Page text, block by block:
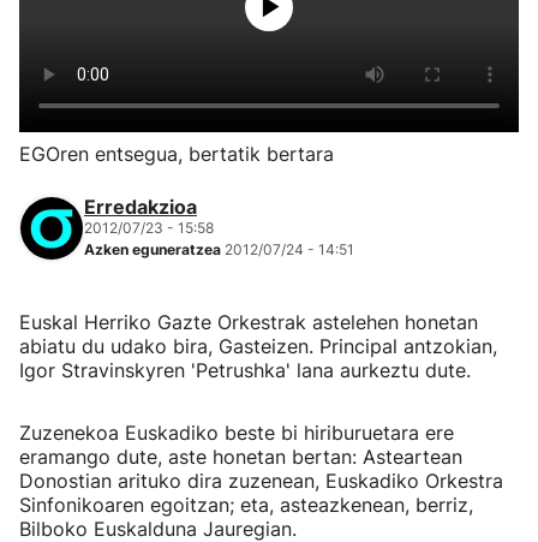
EGOren entsegua, bertatik bertara
Erredakzioa
2012/07/23 - 15:58
Azken eguneratzea 2012/07/24 - 14:51
Euskal Herriko Gazte Orkestrak astelehen honetan
abiatu du udako bira, Gasteizen. Principal antzokian,
Igor Stravinskyren 'Petrushka' lana aurkeztu dute.
Zuzenekoa Euskadiko beste bi hiriburuetara ere
eramango dute, aste honetan bertan: Asteartean
Donostian arituko dira zuzenean, Euskadiko Orkestra
Sinfonikoaren egoitzan; eta, asteazkenean, berriz,
Bilboko Euskalduna Jauregian.